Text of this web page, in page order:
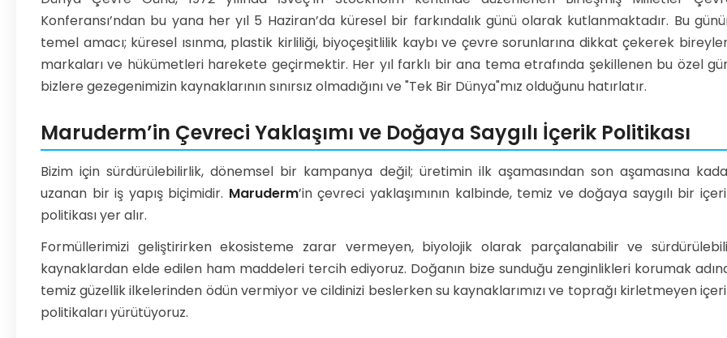
Konferansı’ndan bu yana her yıl 5 Haziran’da küresel bir farkındalık günü olarak kutlanmaktadır. Bu
temel amacı; küresel ısınma, plastik kirliliği, biyoçeşitlilik kaybı ve çevre sorunlarına dikkat çekerek
markaları ve hükümetleri harekete geçirmektir. Her yıl farklı bir ana tema etrafında şekillenen bu özel
bizlere gezegenimizin kaynaklarının sınırsız olmadığını ve "Tek Bir Dünya"mız olduğunu hatırlatır.
Maruderm’in Çevreci Yaklaşımı ve Doğaya Saygılı İçerik Politikası
Bizim için sürdürülebilirlik, dönemsel bir kampanya değil; üretimin ilk aşamasından son aşamasına
uzanan bir iş yapış biçimidir. Maruderm’in çevreci yaklaşımının kalbinde, temiz ve doğaya saygılı bir
politikası yer alır.
Formüllerimizi geliştirirken ekosisteme zarar vermeyen, biyolojik olarak parçalanabilir ve
kaynaklardan elde edilen ham maddeleri tercih ediyoruz. Doğanın bize sunduğu zenginlikleri korumak
temiz güzellik ilkelerinden ödün vermiyor ve cildinizi beslerken su kaynaklarımızı ve toprağı kirletmeyen
politikaları yürütüyoruz.